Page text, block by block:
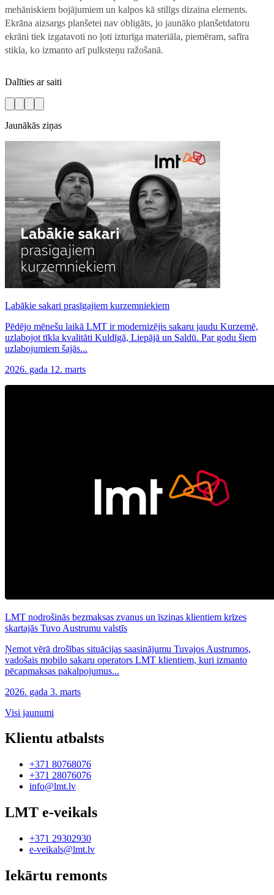
mehāniskiem bojājumiem un kalpos kā stilīgs dizaina elements.
Ekrāna aizsargs planšetei nav obligāts, jo jaunāko planšetdatoru
ekrāni tiek izgatavoti no ļoti izturīga materiāla, piemēram, safīra
stikla, ko izmanto arī pulksteņu ražošanā.
Dalīties ar saiti
Jaunākās ziņas
Labākie sakari prasīgajiem kurzemniekiem
Pēdējo mēnešu laikā LMT ir modernizējis sakaru jaudu Kurzemē,
uzlabojot tīkla kvalitāti Kuldīgā, Liepājā un Saldū. Par godu šiem
uzlabojumiem šajās...
2026. gada 12. marts
LMT nodrošinās bezmaksas zvanus un īsziņas klientiem krīzes
skartajās Tuvo Austrumu valstīs
Ņemot vērā drošības situācijas saasinājumu Tuvajos Austrumos,
vadošais mobilo sakaru operators LMT klientiem, kuri izmanto
pēcapmaksas pakalpojumus...
2026. gada 3. marts
Visi jaunumi
Klientu atbalsts
+371 80768076
+371 28076076
info@lmt.lv
LMT e-veikals
+371 29302930
e-veikals@lmt.lv
Iekārtu remonts